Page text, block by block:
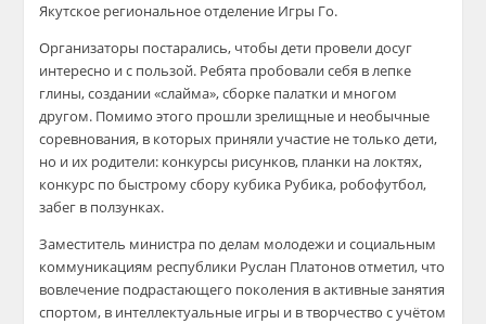
Якутское региональное отделение Игры Го.
Организаторы постарались, чтобы дети провели досуг
интересно и с пользой. Ребята пробовали себя в лепке
глины, создании «слайма», сборке палатки и многом
другом. Помимо этого прошли зрелищные и необычные
соревнования, в которых приняли участие не только дети,
но и их родители: конкурсы рисунков, планки на локтях,
конкурс по быстрому сбору кубика Рубика, робофутбол,
забег в ползунках.
Заместитель министра по делам молодежи и социальным
коммуникациям республики Руслан Платонов отметил, что
вовлечение подрастающего поколения в активные занятия
спортом, в интеллектуальные игры и в творчество с учётом